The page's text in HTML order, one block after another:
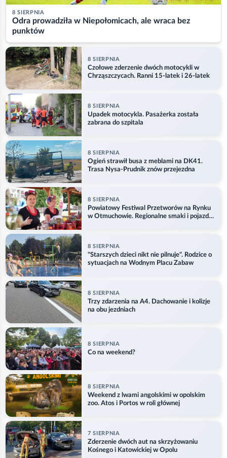
8 SIERPNIA
Odra prowadziła w Niepołomicach, ale wraca bez
punktów
8 SIERPNIA
Czołowe zderzenie dwóch motocykli w
Chrząszczycach. Ranni 15-latek i 26-latek
8 SIERPNIA
Upadek motocykla. Pasażerka została
zabrana do szpitala
8 SIERPNIA
Ogień strawił busa z meblami na DK41.
Trasa Nysa-Prudnik znów przejezdna
8 SIERPNIA
Powiatowy Festiwal Przetworów na Rynku
w Otmuchowie. Regionalne smaki i pojazdy
8 SIERPNIA
"Starszych dzieci nikt nie pilnuje". Rodzice o
sytuacjach na Wodnym Placu Zabaw
8 SIERPNIA
Trzy zdarzenia na A4. Dachowanie i kolizje
na obu jezdniach
8 SIERPNIA
Co na weekend?
8 SIERPNIA
Weekend z lwami angolskimi w opolskim
zoo. Atos i Portos w roli głównej
7 SIERPNIA
Zderzenie dwóch aut na skrzyżowaniu
Kośnego i Katowickiej w Opolu